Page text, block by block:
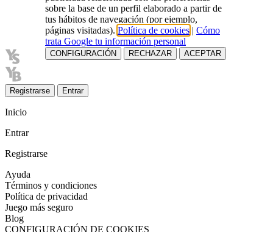
Registrarse Entrar
Inicio
Entrar
Registrarse
Ayuda
Términos y condiciones
Política de privacidad
Juego más seguro
Blog
CONFIGURACIÓN DE COOKIES
sobre la base de un perfil elaborado a partir de
tus hábitos de navegación (por ejemplo,
páginas visitadas). Política de cookies | Cómo
trata Google tu información personal
CONFIGURACIÓN RECHAZAR ACEPTAR